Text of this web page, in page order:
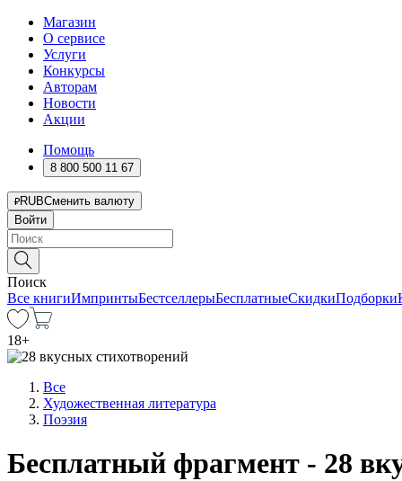
Магазин
О сервисе
Услуги
Конкурсы
Авторам
Новости
Акции
Помощь
8 800 500 11 67
RUBСменить валюту
Войти
Поиск
Все книгиИмпринтыБестселлерыБесплатныеСкидкиПодборки
18+
Все
Художественная литература
Поэзия
Бесплатный фрагмент - 28